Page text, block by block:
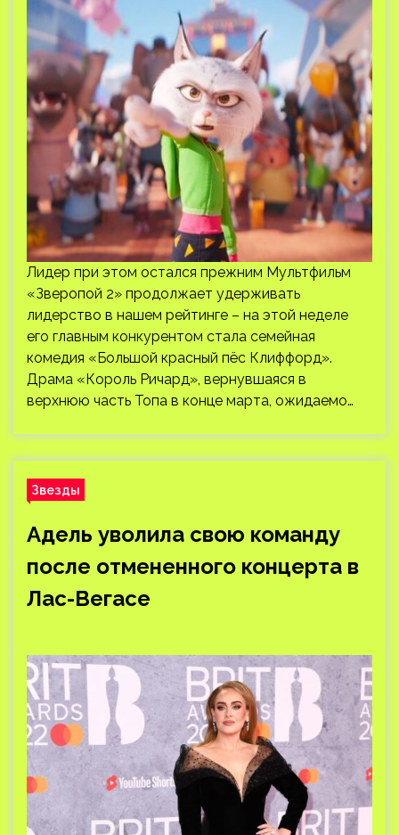
Лидер при этом остался прежним Мультфильм
«Зверопой 2» продолжает удерживать
лидерство в нашем рейтинге – на этой неделе
его главным конкурентом стала семейная
комедия «Большой красный пёс Клиффорд».
Драма «Король Ричард», вернувшаяся в
верхнюю часть Топа в конце марта, ожидаемо…
Звезды
Адель уволила свою команду
после отмененного концерта в
Лас-Вегасе